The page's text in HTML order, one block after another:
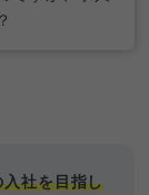
社を目指し